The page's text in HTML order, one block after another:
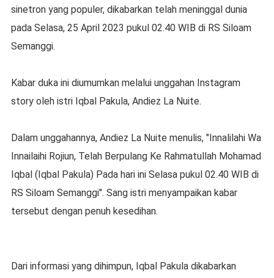
sinetron yang populer, dikabarkan telah meninggal dunia
pada Selasa, 25 April 2023 pukul 02.40 WIB di RS Siloam
Semanggi.
Kabar duka ini diumumkan melalui unggahan Instagram
story oleh istri Iqbal Pakula, Andiez La Nuite.
Dalam unggahannya, Andiez La Nuite menulis, "Innalilahi Wa
Innailaihi Rojiun, Telah Berpulang Ke Rahmatullah Mohamad
Iqbal (Iqbal Pakula) Pada hari ini Selasa pukul 02.40 WIB di
RS Siloam Semanggi". Sang istri menyampaikan kabar
tersebut dengan penuh kesedihan.
Dari informasi yang dihimpun, Iqbal Pakula dikabarkan